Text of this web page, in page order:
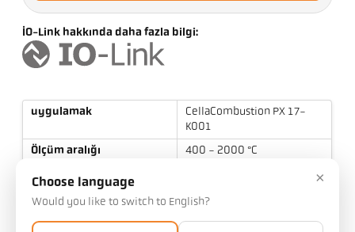
IO-Link hakkında daha fazla bilgi:
uygulamak
CellaCombustion PX 17-
K001
Ölçüm aralığı
400 - 2000 °C
Odak uzaklığı
ölçüm alanının şekli
etrafında
Mesafe oranı
70 : 1
×
Choose language
Would you like to switch to English?